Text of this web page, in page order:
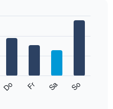
Do Fr Sa So